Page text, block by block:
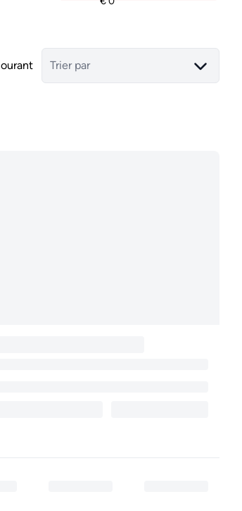
Trier par